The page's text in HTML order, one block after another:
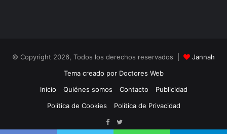
© Copyright 2026, Todos los derechos reservados |
Jannah
Tema creado por Doctores Web
Inicio
Quiénes somos Contacto
Publicidad
Política de Cookies
Política de Privacidad
Facebook
Twitter